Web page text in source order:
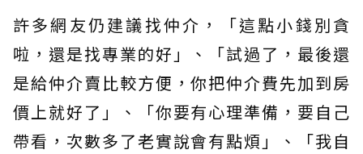
許多網友仍建議找仲介，「這點小錢別貪
啦，還是找專業的好」、「試過了，最後還
是給仲介賣比較方便，你把仲介費先加到房
價上就好了」、「你要有心理準備，要自己
帶看，次數多了老實說會有點煩」、「我自